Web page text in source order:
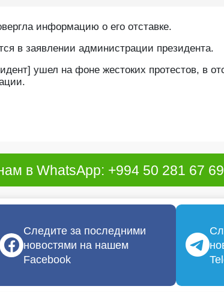
информацию о его отставке.
в заявлении администрации президента.
ушел на фоне жестоких протестов, в
в WhatsApp: +994 50 281 67 69
Следите за последними
новостями на нашем
Facebook